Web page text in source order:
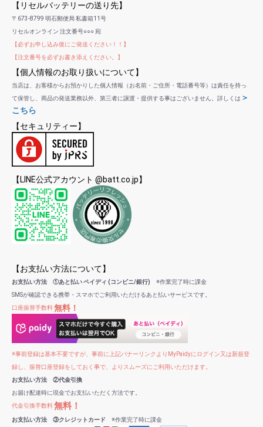
【リセルバッテリーの送り先】
〒673-8799 明石郵便局 私書箱11号
リセルオンライン 注文番号○○○ 宛
【必ずお申し込み後にご発送ください！！】
【注文番号を必ずお書き添えください。】
【個人情報のお取り扱いについて】
当店は、お客様からお預かりした個人情報（お名前・ご住所・電話番号等）は責任を持っ
て保管し、商品の発送業務以外、第三者に譲渡・提供する事はございません。詳しくは ＞
こちら
【セキュリティー】
【LINE公式アカウント @batt.co.jp】
【お支払い方法について】
お支払い方法 ①あと払い ペイディ (コンビニ/銀行) ※作業完了時に課金
SMSが確認できる携帯・スマホでご利用いただけるあと払いサービスです。
口座振替手数料無料！
※事前登録は基本不要ですが、事前に上記バナーリンクよりMyPaidyにログイン又は新規登
録し、振替口座登録をしておく事で、よりスムーズにご利用いただけます。
お支払い方法 ②代金引換
お届け配達時に現金でお支払いただく方法です。
代金引換手数料無料！
お支払い方法 ③クレジットカード ※作業完了時に課金